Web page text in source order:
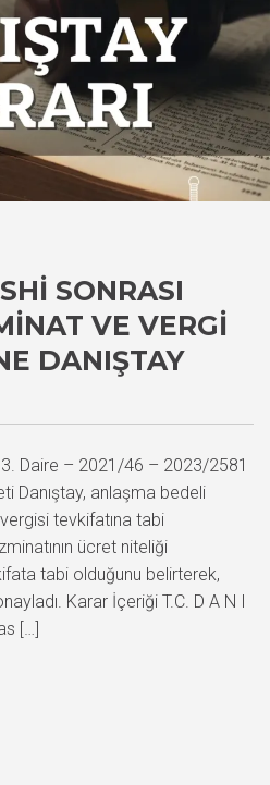
SONRASI
VE VERGI
DANIŞTAY
3. Daire – 2021/46 – 2023/2581
Danıştay, anlaşma bedeli
tevkifatına tabi
ücret niteliği
tabi olduğunu belirterek,
Karar İçeriği T.C. D A N I
[…]